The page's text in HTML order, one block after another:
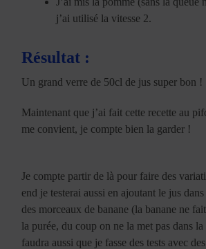
j’ai utilisé la vitesse 2.
Résultat :
Un grand verre de 50cl de jus super bon !
Maintenant que j’ai fait cette recette au
me convient, je compte bien la garder !
Je compte partir de là pour faire des
end je testerai aussi en ajoutant le jus
des morceaux de banane (la banane ne
la purée, du coup on ne la met pas dans
faudra aussi que je fasse des tests avec